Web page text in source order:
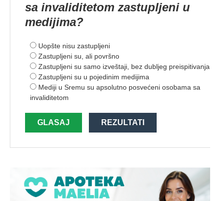
sa invaliditetom zastupljeni u
medijima?
Uopšte nisu zastupljeni
Zastupljeni su, ali površno
Zastupljeni su samo izveštaji, bez dubljeg preispitivanja
Zastupljeni su u pojedinim medijima
Mediji u Sremu su apsolutno posvećeni osobama sa
invaliditetom
GLASAJ REZULTATI